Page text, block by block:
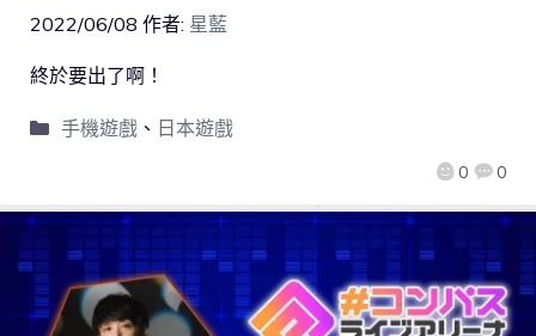
2022/06/08 作者: 星藍
0 0
終於要出了啊！
手機遊戲、 日本遊戲